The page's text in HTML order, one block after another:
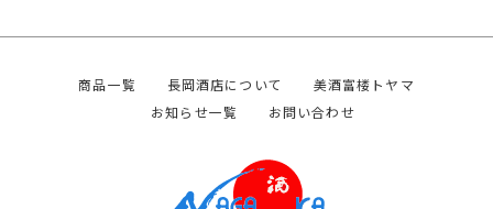
商品一覧 長岡酒店について
美酒富楼トヤマ
お知らせ一覧
お問い合わせ